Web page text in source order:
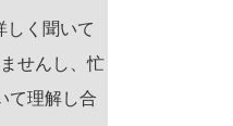
しく聞いて
せんし、忙
て理解し合